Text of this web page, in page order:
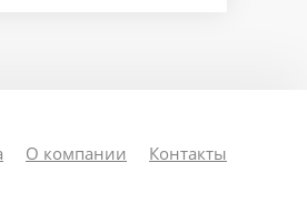
О компании Контакты